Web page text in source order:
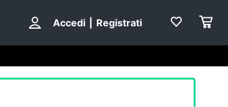
Accedi Registrati